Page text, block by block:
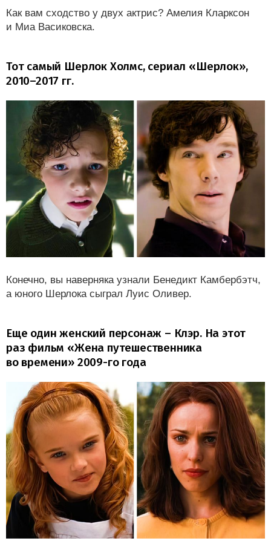
Как вам сходство у двух актрис? Амелия Кларксон
и Миа Васиковска.
Тот самый Шерлок Холмс, сериал «Шерлок»,
2010–2017 гг.
Конечно, вы наверняка узнали Бенедикт Камбербэтч,
а юного Шерлока сыграл Луис Оливер.
Еще один женский персонаж – Клэр. На этот
раз фильм «Жена путешественника
во времени» 2009-го года